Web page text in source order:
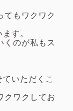
てもワクワク
す。
くのが私もス
いただくこ
クワクしてお